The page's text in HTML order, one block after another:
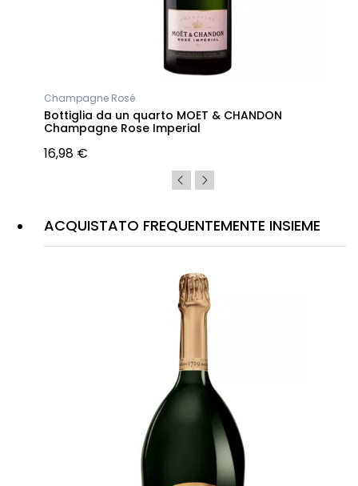
Champagne Rosé
Bottiglia da un quarto MOET & CHANDON
Champagne Rose Imperial
16,98 €
ACQUISTATO FREQUENTEMENTE INSIEME